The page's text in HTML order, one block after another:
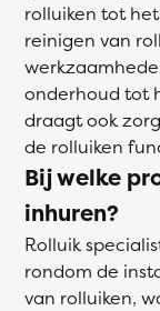
rolluiken tot
reinigen van
onderhoud tot
draagt ook
de rolluiken
Bij welke
inhuren?
Rolluik
rondom de
van rolluiken,